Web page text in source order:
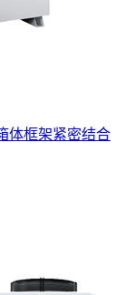
体框架紧密结合